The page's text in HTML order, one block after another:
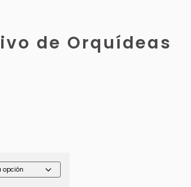
de Orquídeas